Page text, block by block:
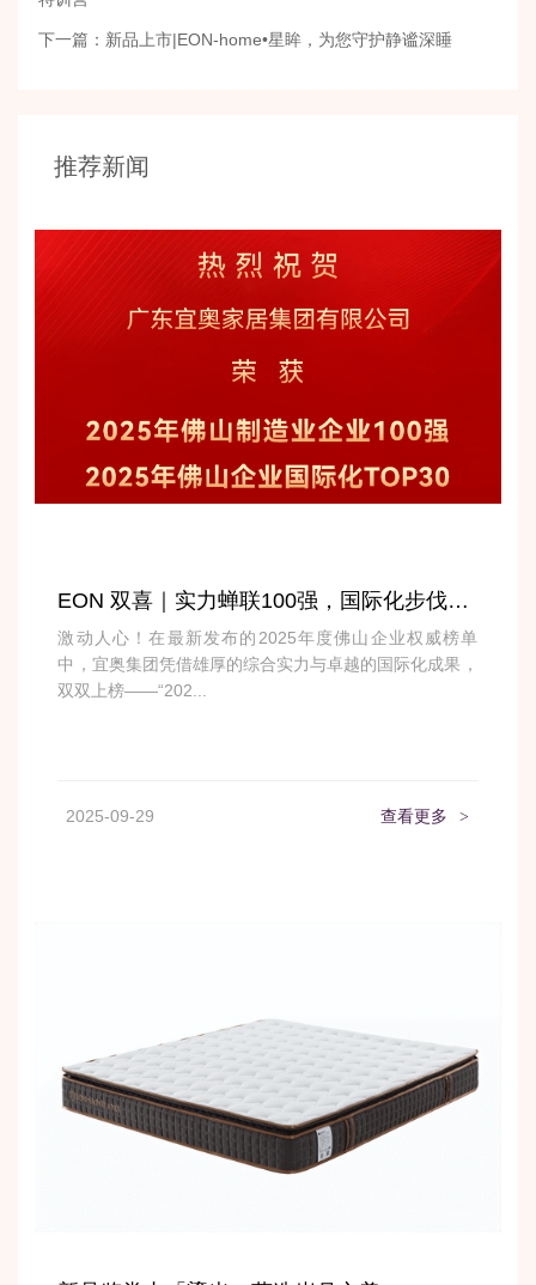
下一篇：新品上市|EON-home•星眸，为您守护静谧深睡
推荐新闻
EON 双喜｜实力蝉联100强，国际化步伐迈向TOP30
激动人心！在最新发布的2025年度佛山企业权威榜单
中，宜奥集团凭借雄厚的综合实力与卓越的国际化成果，
双双上榜——“202...
2025-09-29 查看更多 >